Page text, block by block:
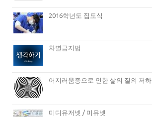
2016학년도 집도식
차별금지법
어지러움증으로 인한 삶의 질의 저하
미디유저넷 / 미유넷